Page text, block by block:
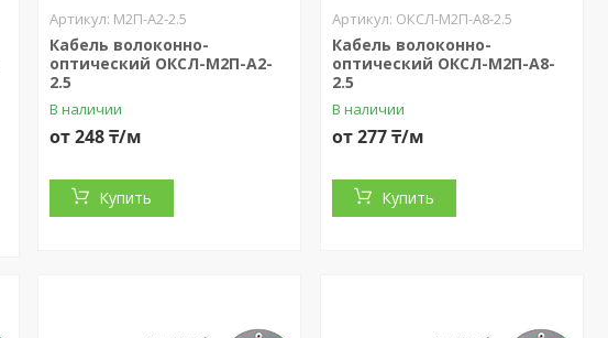
М2П-А2-2.5
Кабель волоконно-
оптический ОКСЛ-М2П-А2-
2.5
В наличии
от 248 ₸/м
Купить
ОКСЛ-М2П-А8-2.5
Кабель волоконно-
оптический ОКСЛ-М2П-А8-
2.5
В наличии
от 277 ₸/м
Купить